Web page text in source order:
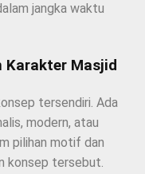
jangka waktu
Karakter Masjid
tersendiri. Ada
modern, atau
pilihan motif dan
konsep tersebut.